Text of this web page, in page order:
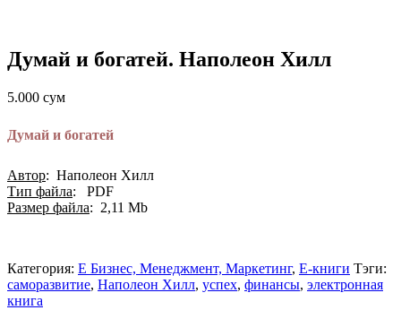
Думай и богатей. Наполеон Хилл
5.000 сум
Думай и богатей
Автор: Наполеон Хилл
Тип файла: PDF
Размер файла: 2,11 Мb
Категория: E Бизнес, Менеджмент, Маркетинг, Е-книги Тэги:
cаморазвитие, Наполеон Хилл, успех, финансы, электронная
книга